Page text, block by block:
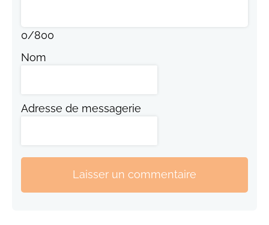
0/800
Nom
Adresse de messagerie
Laisser un commentaire